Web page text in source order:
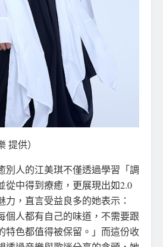
提供）
別人的江美琪不僅透過學習「調
從中得到療癒，更展現出如2.0
力，直言受益良多的她表示：
個人都有自己的味道，不需要跟
特色都值得被保留。」而這份收